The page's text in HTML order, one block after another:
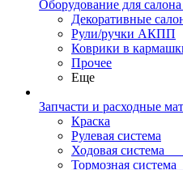
Оборудование для салона
Декоративные
Рули/ручки АКПП
Коврики в
Прочее
Еще
Запчасти и расходные
Краска
Рулевая система
Ходовая система
Тормозная система